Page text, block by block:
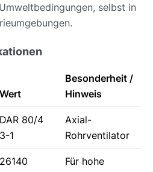
selbst in
Wert
Besonderheit /
Hinweis
DAR 80/4
3-1
Axial-
Rohrventilator
26140
Für hohe